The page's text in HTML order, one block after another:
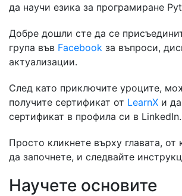
да научи езика за програмиране
Добре дошли сте да се
група във Facebook за въпроси,
актуализации.
След като приключите уроците,
получите сертификат от LearnX и
сертификат в профила си в LinkedIn.
Просто кликнете върху главата, от
да започнете, и следвайте
Научете основите